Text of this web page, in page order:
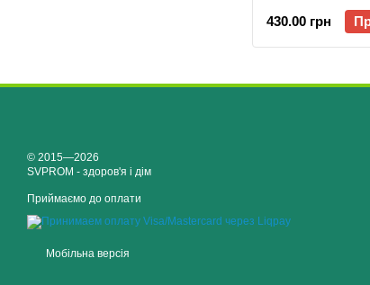
430.00 грн
© 2015—2026
SVPROM - здоров'я і дім
Приймаємо до оплати
Мобільна версія